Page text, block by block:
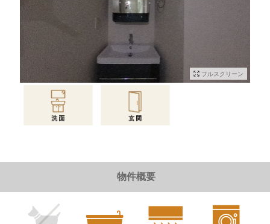
物件情報に戻る
フルスクリーン
物件概要